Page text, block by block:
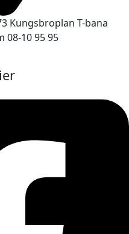
Kungsbroplan T-bana
08-10 95 95